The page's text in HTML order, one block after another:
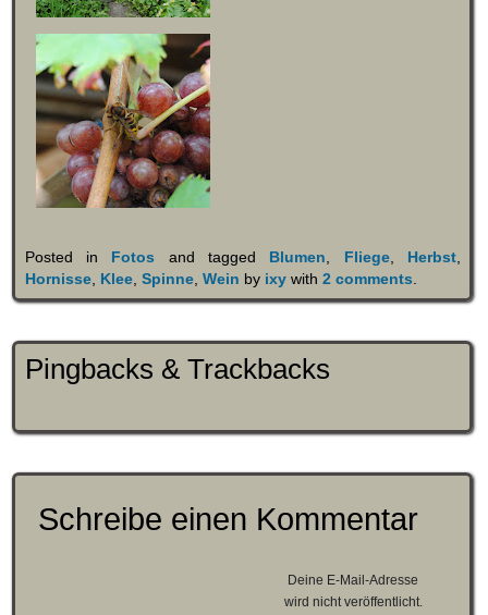
Posted in Fotos and tagged Blumen Fliege, Herbst,
Hornisse, Klee, Spinne, Wein by ixywith 2 comments
Pingbacks & Trackbacks
Schreibe einen Kommentar
Deine E-Mail-Adresse
wird nicht veröffentlicht.